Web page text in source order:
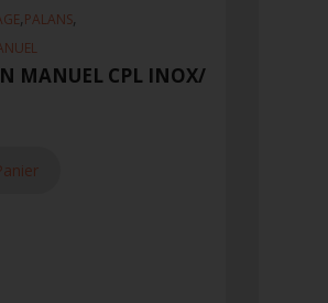
,PALANS,
MANUEL CPL INOX/